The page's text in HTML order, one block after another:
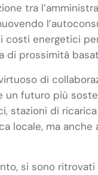
tra
energetici
di prossimità
di
futuro più
stazioni di
locale, ma
si sono